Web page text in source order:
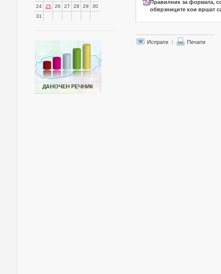
24
25 26 27 28 29
30
31
Правилник за формата,
обврзниците кои вршат
Испрати | Печати